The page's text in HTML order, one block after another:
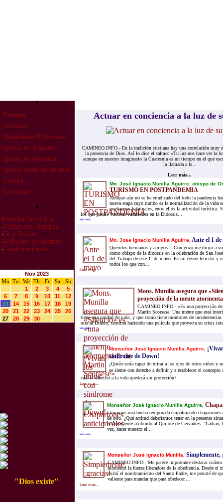
Portada
Vaticano
Realidades Eclesiales
Iglesia en España
Iglesia en América
Iglesia resto del mundo
Cultura
Sociedad
· Homilia Dominical
· Hablan los Obispos
· Fe y Razón
· Reflexion en libertad
·Colaboraciones
Nov 2023
Mo
Tu We Th Fr Sa
Su
1
2 3 4
5
6
7 8 9 10 11
12
13
14 15 16 17 18
19
20
21 22 23 24 25
26
27
28 29 30
"Dios existe"
Actuar en conciencia a la luz de
CAMINEO.INFO.- En la tradición cristiana hay una correlación muy
la presencia de Dios. Así lo dice el salmo: «Tu luz nos hace ver la
aunque en nuestro imaginario la Cuaresma es un tiempo en el que
la llamada a la...
Leer más...
Mn. José Ignacio Munilla Aguirre, obispo de
TURISMO EN POSTPANDEMIA
Aunque aún no se ha erradicado del todo la pandemia
nueva etapa cuyo rumbo es la normalización de la vida
quehaceres habituales, entre ellos la actividad turística.
los que pasáis vuestras vacaciones en la Diócesis...
leer mas...
Mn. Jose Ignacio Munilla Aguirre, Ante el 1 de
Queridos hermanos y amigos: Con gozo me dirijo a
como obispo de la diócesis en la celebración de San
del Trabajo de este 1º de mayo. Es mi deseo felicitar y
todos los que con...
Leer mas...
Mons. Munilla asegura que
proyección de la mente
CAMINEO.INFO.- «Es una proyección de
Martin Scorsese. Una mente que está
tiene una unidad de vida, y que como tiene montones de
otra al Diablo, termina haciendo una película que proyecta su crisis
leer mas...
Monseñor José Ignacio Munilla Aguirre,
síndrome de Down!
¿Quién sería capaz de mirar a los ojos de estos niños y
se siente con derecho a definir y a establecer el concepto
cual el derecho a la vida quedará sin protección?
Leer mas...
Monseñor José Ignacio Munilla Aguirre,
Llevamos una buena temporada empalmando
de otro. ¿Qué actitud deberíamos tener en la presente
erróneamente atribuido al Quijote de Cervantes: “Ladran,
vez, hacer nuestro el...
leer mas...
Monseñor José Ignacio Munilla, Simplemente,
CAMINEO.INFO.- Me parece importante destacar
momento la fuerza liberadora de la obediencia. Desde el
recibí el nombramiento del Santo Padre, me percaté de
valiente para mandar que para obedecer....
Leer mas...